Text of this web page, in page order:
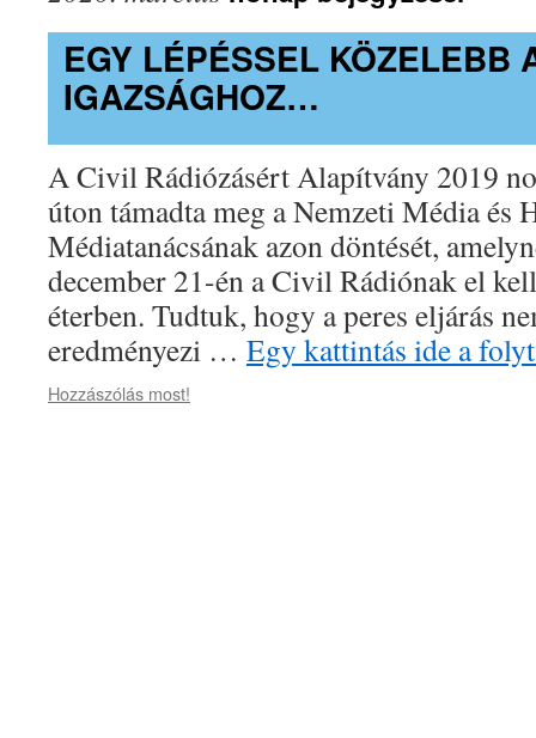
EGY LÉPÉSSEL KÖZELEBB
IGAZSÁGHOZ…
A Civil Rádiózásért Alapítvány 2019
úton támadta meg a Nemzeti Média és
Médiatanácsának azon döntését,
december 21-én a Civil Rádiónak el
éterben. Tudtuk, hogy a peres eljárás
eredményezi … Egy kattintás ide a
Hozzászólás most!